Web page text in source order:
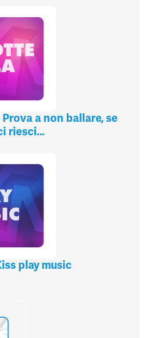
a non ballare, se
riesci…
play music